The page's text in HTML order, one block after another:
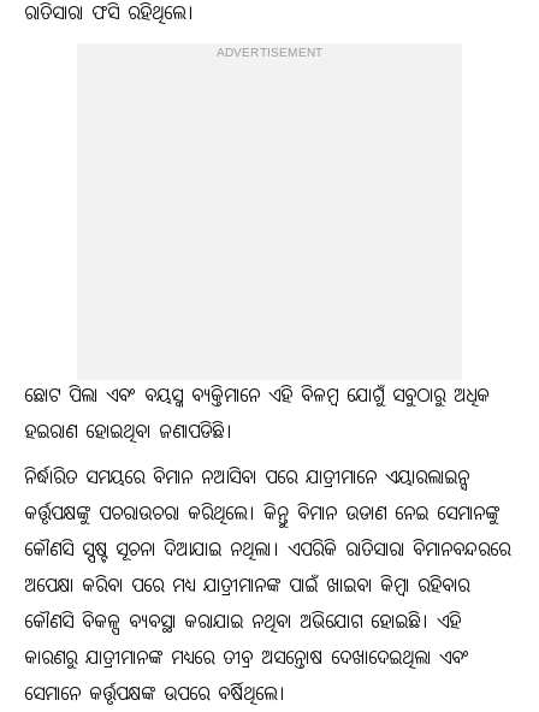
ରାତିସାରା ଫସି ରହିଥିଲେ।
ADVERTISEMENT
ଛୋଟ ପିଲା ଏବଂ ବୟସ୍କ ବ୍ୟକ୍ତିମାନେ ଏହି ବିଳମ୍ବ ଯୋଗୁଁ ସବୁଠାରୁ ଅଧିକ
ହଇରାଣ ହୋଇଥିବା ଜଣାପଡିଛି।
ନିର୍ଦ୍ଧାରିତ ସମୟରେ ବିମାନ ନଆସିବା ପରେ ଯାତ୍ରୀମାନେ ଏୟାରଲାଇନ୍ସ
କର୍ତ୍ତୃପକ୍ଷଙ୍କୁ ପଚରାଉଚରା କରିଥିଲେ। କିନ୍ତୁ ବିମାନ ଉଡାଣ ନେଇ ସେମାନଙ୍କୁ
କୌଣସି ସ୍ପଷ୍ଟ ସୂଚନା ଦିଆଯାଇ ନଥିଲା। ଏପରିକି ରାତିସାରା ବିମାନବନ୍ଦରରେ
ଅପେକ୍ଷା କରିବା ପରେ ମଧ୍ୟ ଯାତ୍ରୀମାନଙ୍କ ପାଇଁ ଖାଇବା କିମ୍ବା ରହିବାର
କୌଣସି ବିକଳ୍ପ ବ୍ୟବସ୍ଥା କରାଯାଇ ନଥିବା ଅଭିଯୋଗ ହୋଇଛି। ଏହି
କାରଣରୁ ଯାତ୍ରୀମାନଙ୍କ ମଧ୍ୟରେ ତୀବ୍ର ଅସନ୍ତୋଷ ଦେଖାଦେଇଥିଲା ଏବଂ
ସେମାନେ କର୍ତ୍ତୃପକ୍ଷଙ୍କ ଉପରେ ବର୍ଷିଥିଲେ।